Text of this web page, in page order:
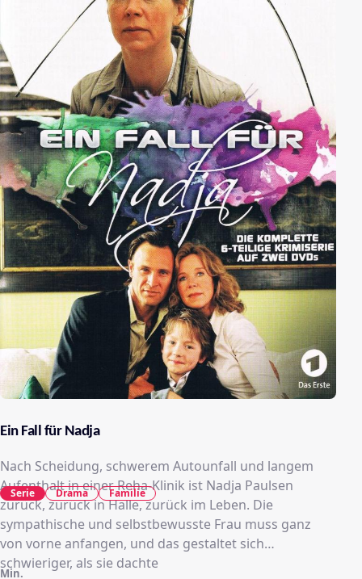
Ein Fall für Nadja
Nach Scheidung, schwerem Autounfall und langem
Aufenthalt in einer Reha-Klinik ist Nadja Paulsen
zurück, zurück in Halle, zurück im Leben. Die
sympathische und selbstbewusste Frau muss ganz
von vorne anfangen, und das gestaltet sich
schwieriger, als sie dachte
Min.
Serie Drama Familie